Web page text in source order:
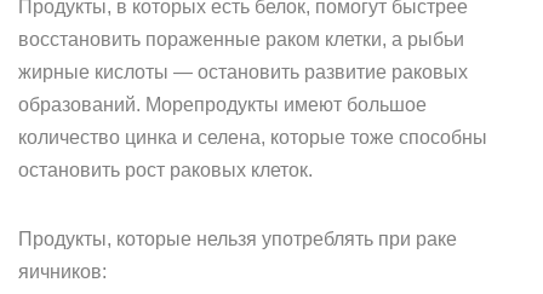
Продукты, в которых есть белок, помогут быстрее
восстановить пораженные раком клетки, а рыбьи
жирные кислоты — остановить развитие раковых
образований. Морепродукты имеют большое
количество цинка и селена, которые тоже способны
остановить рост раковых клеток.
Продукты, которые нельзя употреблять при раке
яичников: